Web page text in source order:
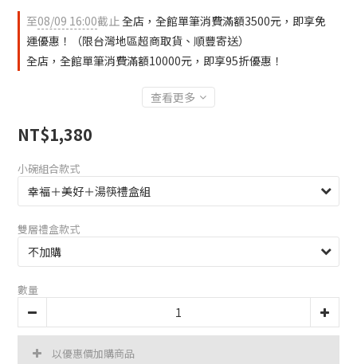
至08/09 16:00截止全店，全館單筆消費滿額3500元，即享免
運優惠！（限台灣地區超商取貨、順豐寄送）
全店，全館單筆消費滿額10000元，即享95折優惠！
查看更多
NT$1,380
小碗組合款式
雙層禮盒款式
數量
以優惠價加購商品